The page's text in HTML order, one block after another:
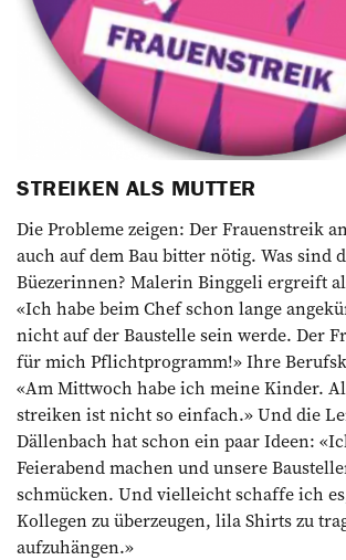
STREIKEN ALS MUTTER
Die Probleme zeigen: Der Frauenstreik
auch auf dem Bau bitter nötig. Was sind
Büezerinnen? Malerin Binggeli ergreift
«Ich habe beim Chef schon lange
nicht auf der Baustelle sein werde. Der
für mich Pflichtprogramm!» Ihre
«Am Mittwoch habe ich meine Kinder.
streiken ist nicht so einfach.» Und die
Dällenbach hat schon ein paar Ideen:
Feierabend machen und unsere
schmücken. Und vielleicht schaffe ich
Kollegen zu überzeugen, lila Shirts zu
aufzuhängen.»